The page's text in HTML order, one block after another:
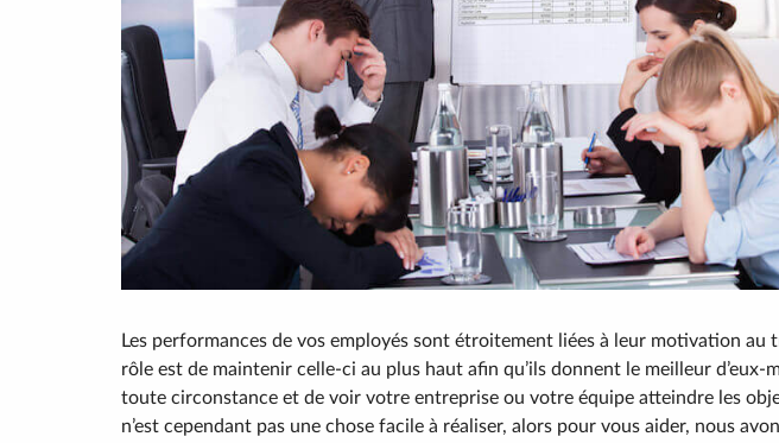
Les performances de vos employés sont étroitement liées à leur motivation au
rôle est de maintenir celle-ci au plus haut afin qu’ils donnent le meilleur d’eux-
toute circonstance et de voir votre entreprise ou votre équipe atteindre les
n’est cependant pas une chose facile à réaliser, alors pour vous aider, nous